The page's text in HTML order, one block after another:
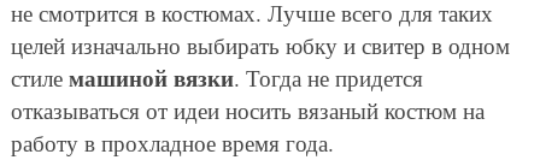
не смотрится в костюмах. Лучше всего для таких
целей изначально выбирать юбку и свитер в одном
стиле машиной вязки. Тогда не придется
отказываться от идеи носить вязаный костюм на
работу в прохладное время года.